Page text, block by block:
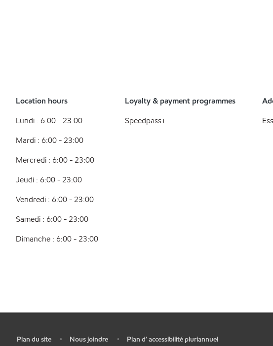
Location hours
Lundi : 6:00 - 23:00
Mardi : 6:00 - 23:00
Mercredi : 6:00 - 23:00
Jeudi : 6:00 - 23:00
Vendredi : 6:00 - 23:00
Samedi : 6:00 - 23:00
Dimanche : 6:00 - 23:00
Loyalty & payment programmes
Speedpass+
Plan du site • Nous joindre • Plan d’ accessibilité pluriannuel